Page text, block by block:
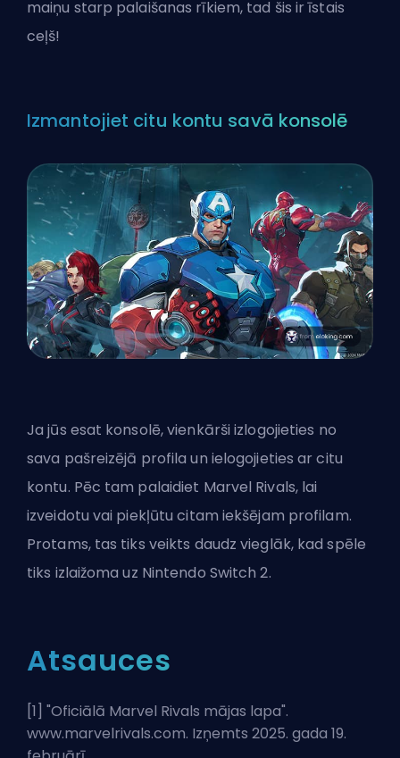
maiņu starp palaišanas rīkiem, tad šis ir īstais
ceļš!
Izmantojiet citu kontu savā konsolē
Ja jūs esat konsolē, vienkārši izlogojieties no
sava pašreizējā profila un ielogojieties ar citu
kontu. Pēc tam palaidiet Marvel Rivals, lai
izveidotu vai piekļūtu citam iekšējam profilam.
Protams, tas tiks veikts daudz vieglāk, kad spēle
tiks izlaižoma uz Nintendo Switch 2.
Atsauces
[1] "Oficiālā Marvel Rivals mājas lapa".
www.marvelrivals.com. Izņemts 2025. gada 19.